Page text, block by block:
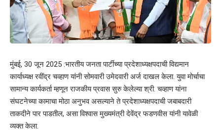
मुंबई, 30 जून 2025 :भारतीय जनता पार्टीच्या प्रदेशाध्यक्षपदाची विद्यमान
कार्याध्यक्ष रवींद्र चव्हाण यांनी सोमवारी उमेदवारी अर्ज दाखल केला. युवा मोर्चाचा
सामान्य कार्यकर्ता म्हणून राजकीय प्रवास सुरु केलेल्या श्री. चव्हाण यांना
संघटनेच्या कामाचा मोठा अनुभव असल्याने ते प्रदेशाध्यक्षपदाची जबाबदारी
ताकदीने पार पाडतील, असा विश्वास मुख्यमंत्री देवेंद्र फडणवीस यांनी यावेळी
व्यक्त केला.